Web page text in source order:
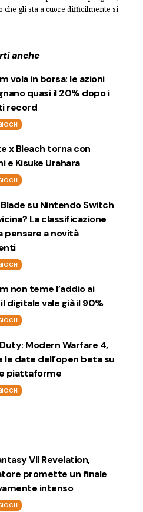
gli sta a cuore difficilmente si
anche
vola in borsa: le azioni
quasi il 20% dopo i
record
x Bleach torna con
e Kisuke Urahara
su Nintendo Switch
La classificazione
pensare a novità
non teme l’addio ai
digitale vale già il 90%
Modern Warfare 4,
le date dell’open beta su
piattaforme
VII Revelation,
promette un finale
intenso